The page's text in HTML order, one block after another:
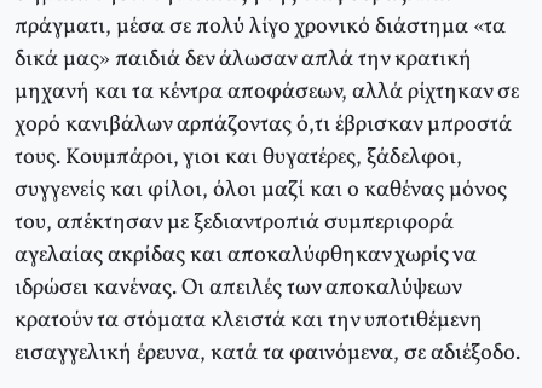
πράγματι, μέσα σε πολύ λίγο χρονικό διάστημα «τα
δικά μας» παιδιά δεν άλωσαν απλά την κρατική
μηχανή και τα κέντρα αποφάσεων, αλλά ρίχτηκαν σε
χορό κανιβάλων αρπάζοντας ό,τι έβρισκαν μπροστά
τους. Kουμπάροι, γιοι και θυγατέρες, ξάδελφοι,
συγγενείς και φίλοι, όλοι μαζί και ο καθένας μόνος
του, απέκτησαν με ξεδιαντροπιά συμπεριφορά
αγελαίας ακρίδας και αποκαλύφθηκαν χωρίς να
ιδρώσει κανένας. Oι απειλές των αποκαλύψεων
κρατούν τα στόματα κλειστά και την υποτιθέμενη
εισαγγελική έρευνα, κατά τα φαινόμενα, σε αδιέξοδο.